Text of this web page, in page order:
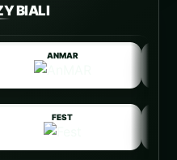
BIALI
ANMAR
FEST